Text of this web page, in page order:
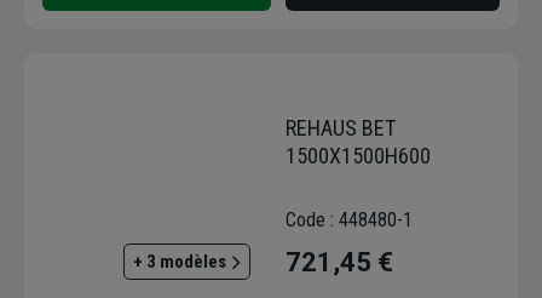
+ 3 modèles
REHAUS BET
1500X1500H600
Code : 448480-1
721,45 €